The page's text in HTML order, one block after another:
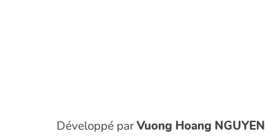
Développé parVuong Hoang NGUYEN